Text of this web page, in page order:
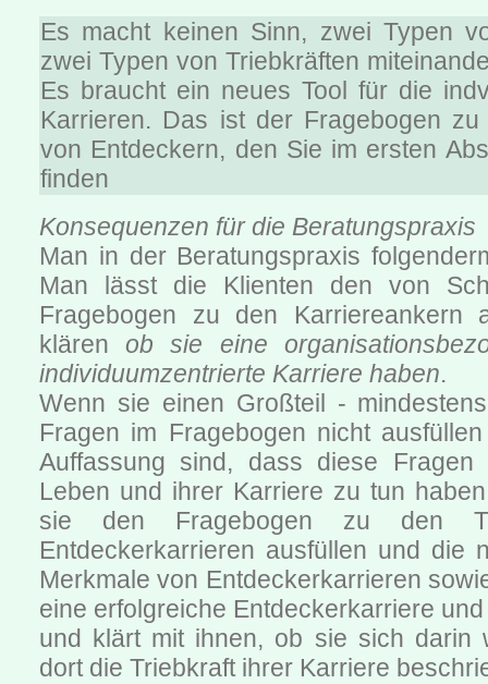
Es macht keinen Sinn, zwei Typen
zwei Typen von Triebkräften
Es braucht ein neues Tool für die
Karrieren. Das ist der Fragebogen zu
von Entdeckern, den Sie im ersten
finden
Konsequenzen für die Beratungspraxis
Man in der Beratungspraxis
Man lässt die Klienten den von
Fragebogen zu den Karriereankern
klärenob sie eine
individuumzentrierte Karriere haben.
Wenn sie einen Großteil -
Fragen im Fragebogen nicht
Auffassung sind, dass diese
Leben und ihrer Karriere zu tun
sie den Fragebogen zu den
Entdeckerkarrieren ausfüllen und die
Merkmale von Entdeckerkarrieren
eine erfolgreiche Entdeckerkarriere
und klärt mit ihnen, ob sie sich darin
dort die Triebkraft ihrer Karriere